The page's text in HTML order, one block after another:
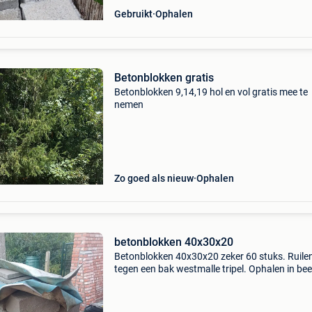
Gebruikt Ophalen
Betonblokken gratis
Betonblokken 9,14,19 hol en vol gratis mee te
nemen
Zo goed als nieuw Ophalen
betonblokken 40x30x20
Betonblokken 40x30x20 zeker 60 stuks.
tegen een bak westmalle tripel. Ophalen in